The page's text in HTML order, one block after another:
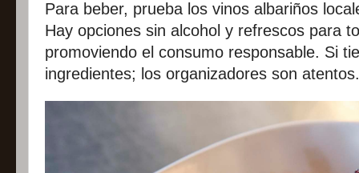
Para beber, prueba los vinos albariños
Hay opciones sin alcohol y refrescos para
promoviendo el consumo responsable. Si
ingredientes; los organizadores son atentos.